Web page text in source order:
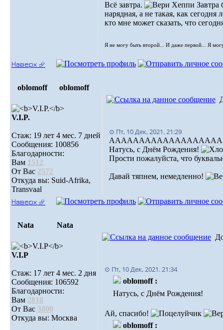
Всё завтра.
Завтра
нарядная, а не такая, как
кто мне может сказать, что
Я не могу быть второй... И даже первой... Я
Наверх ⮵
oblomoff oblomoff
V.I.P.
Стаж: 19 лет 4 мес. 7 дней
Сообщения: 100856
Благодарности:
Вам 1512
От Вас 2572
Откуда вы: Suid-Afrika,
Transvaal
⊙ Пт, 10 Дек, 2021. 21:29
Натусь, с Днём Рождения!
Прости пожалуйста, что
Давай тяпнем, немедленно!
Наверх ⮵
Nata Nata
V.I.Р
Стаж: 17 лет 4 мес. 2 дня
Сообщения: 106592
Благодарности:
Вам 2818
От Вас 3800
Откуда вы: Москва
⊙ Пт, 10 Дек, 2021. 21:34
oblomoff :
Натусь, с Днём Рождения!
Ай, спасибо!
oblomoff :